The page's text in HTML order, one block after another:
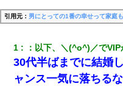
引用元： 男にとっての1番の幸せって家庭
1 ： 以下、＼(^o^)／で
30代半ばまでに結婚
ャンス一気に落ちるな